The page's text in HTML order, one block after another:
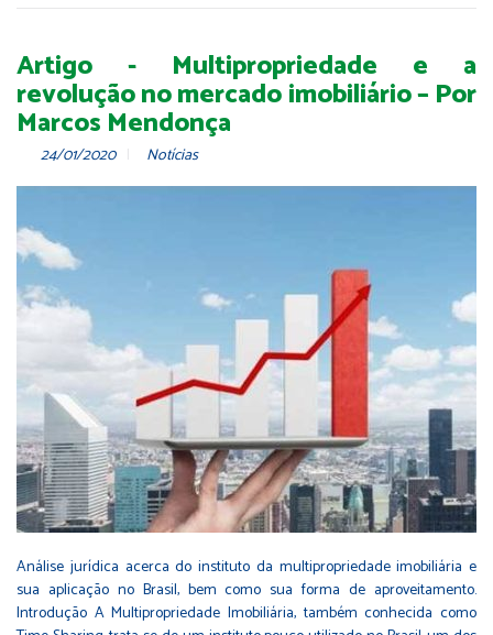
Artigo - Multipropriedade e a
revolução no mercado imobiliário – Por
Marcos Mendonça
24/01/2020 Notícias
Análise jurídica acerca do instituto da multipropriedade imobiliária e
sua aplicação no Brasil, bem como sua forma de aproveitamento.
Introdução A Multipropriedade Imobiliária, também conhecida como